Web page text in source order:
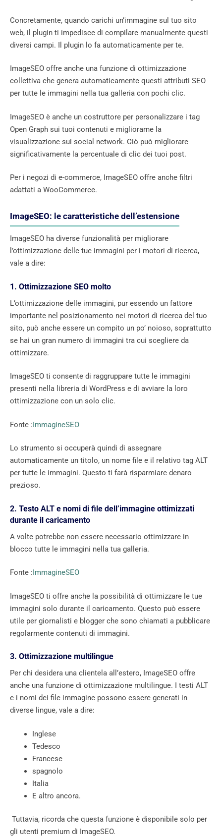
Concretamente, quando carichi un’immagine sul tuo sito
web, il plugin ti impedisce di compilare manualmente questi
diversi campi. Il plugin lo fa automaticamente per te.
ImageSEO offre anche una funzione di ottimizzazione
collettiva che genera automaticamente questi attributi SEO
per tutte le immagini nella tua galleria con pochi clic.
ImageSEO è anche un costruttore per personalizzare i tag
Open Graph sui tuoi contenuti e migliorarne la
visualizzazione sui social network. Ciò può migliorare
significativamente la percentuale di clic dei tuoi post.
Per i negozi di e-commerce, ImageSEO offre anche filtri
adattati a WooCommerce.
ImageSEO: le caratteristiche dell’estensione
ImageSEO ha diverse funzionalità per migliorare
l’ottimizzazione delle tue immagini per i motori di ricerca,
vale a dire:
1. Ottimizzazione SEO molto
L’ottimizzazione delle immagini, pur essendo un fattore
importante nel posizionamento nei motori di ricerca del tuo
sito, può anche essere un compito un po’ noioso, soprattutto
se hai un gran numero di immagini tra cui scegliere da
ottimizzare.
ImageSEO ti consente di raggruppare tutte le immagini
presenti nella libreria di WordPress e di avviare la loro
ottimizzazione con un solo clic.
Fonte :ImmagineSEO
Lo strumento si occuperà quindi di assegnare
automaticamente un titolo, un nome file e il relativo tag ALT
per tutte le immagini. Questo ti farà risparmiare denaro
prezioso.
2. Testo ALT e nomi di file dell’immagine ottimizzati
durante il caricamento
A volte potrebbe non essere necessario ottimizzare in
blocco tutte le immagini nella tua galleria.
Fonte :ImmagineSEO
ImageSEO ti offre anche la possibilità di ottimizzare le tue
immagini solo durante il caricamento. Questo può essere
utile per giornalisti e blogger che sono chiamati a pubblicare
regolarmente contenuti di immagini.
3. Ottimizzazione multilingue
Per chi desidera una clientela all’estero, ImageSEO offre
anche una funzione di ottimizzazione multilingue. I testi ALT
e i nomi dei file immagine possono essere generati in
diverse lingue, vale a dire:
Inglese
Tedesco
Francese
spagnolo
Italia
E altro ancora.
Tuttavia, ricorda che questa funzione è disponibile solo per
gli utenti premium di ImageSEO.